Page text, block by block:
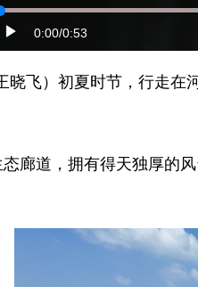
0:00/0:53
飞）初夏时节，行走在
道，拥有得天独厚的